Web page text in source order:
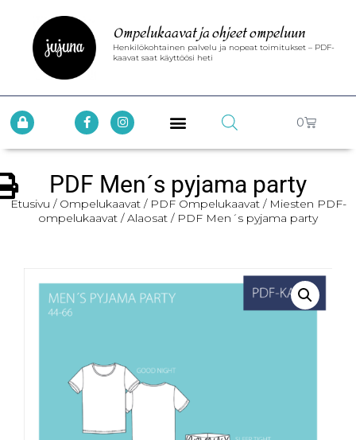
Ompelukaavat ja ohjeet ompeluun
Henkilökohtainen palvelu ja nopeat toimitukset – PDF-
kaavat saat käyttöösi heti
0
PDF Men´s pyjama party
Etusivu / Ompelukaavat/ PDF Ompelukaavat/ Miesten PDF-
ompelukaavat /Alaosat / PDF Men´s pyjama party